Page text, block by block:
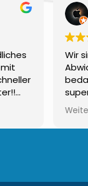
zu
Wir
sehr